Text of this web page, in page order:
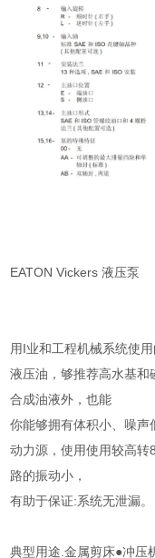
EATON Vickers 液压泵
用I业和工程机械系统使
液压油，够推荐高水基和
合成油液外，也能
你能够拥有体积小、噪声
动力源，使用使用较高
路的振动小，
有助于保证:系统无泄漏。
典型用途.金属剪床●冲压